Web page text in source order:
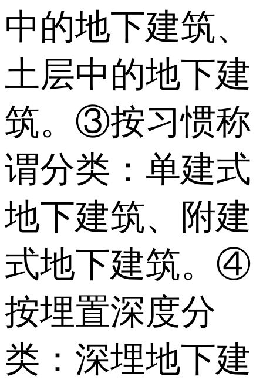
中的地下建筑、
土层中的地下建
筑。③按习惯称
谓分类：单建式
地下建筑、附建
式地下建筑。④
按埋置深度分
类：深埋地下建